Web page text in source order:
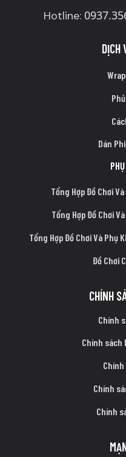
Hotline:
DỊCH
Dán
Tổng Hợp Đồ Chơi
Tổng Hợp Đồ Chơi
Tổng Hợp Đồ Chơi Và Phụ
Đồ Chơi
CHÍNH
Chính
Chính
Chính
Chính